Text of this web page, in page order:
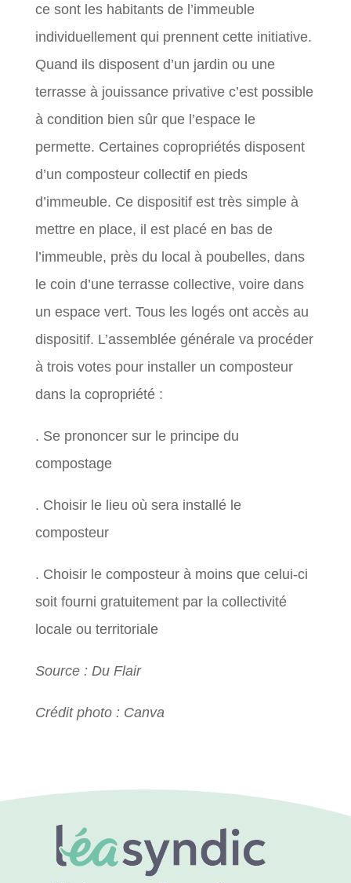
ce sont les habitants de l’immeuble
individuellement qui prennent cette initiative.
Quand ils disposent d’un jardin ou une
terrasse à jouissance privative c’est possible
à condition bien sûr que l’espace le
permette. Certaines copropriétés disposent
d’un composteur collectif en pieds
d’immeuble. Ce dispositif est très simple à
mettre en place, il est placé en bas de
l’immeuble, près du local à poubelles, dans
le coin d’une terrasse collective, voire dans
un espace vert. Tous les logés ont accès au
dispositif. L’assemblée générale va procéder
à trois votes pour installer un composteur
dans la copropriété :
. Se prononcer sur le principe du
compostage
. Choisir le lieu où sera installé le
composteur
. Choisir le composteur à moins que celui-ci
soit fourni gratuitement par la collectivité
locale ou territoriale
Source : Du Flair
Crédit photo : Canva